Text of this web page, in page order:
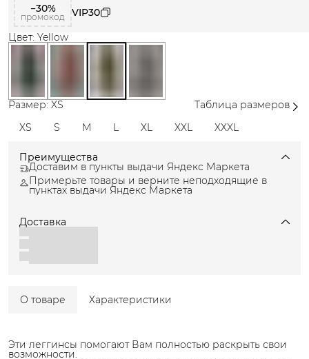
−30%
промокод
VIP30
Цвет: Yellow
Размер: XS
Таблица размеров
XS
S M L XL XXL XXXL
Преимущества
Доставим в пункты выдачи Яндекс Маркета
Примерьте товары и верните неподходящие в
пунктах выдачи Яндекс Маркета
Доставка
О товаре Характеристики
Эти леггинсы помогают Вам полностью раскрыть свои
возможности.